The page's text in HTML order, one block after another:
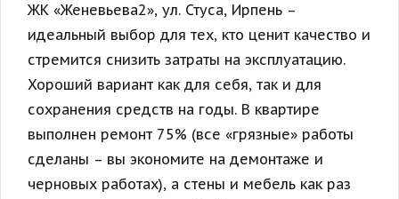
ЖК «Женевьева2», ул. Стуса, Ирпень –
идеальный выбор для тех, кто ценит качество и
стремится снизить затраты на эксплуатацию.
Хороший вариант как для себя, так и для
сохранения средств на годы. В квартире
выполнен ремонт 75% (все «грязные» работы
сделаны – вы экономите на демонтаже и
черновых работах), а стены и мебель как раз